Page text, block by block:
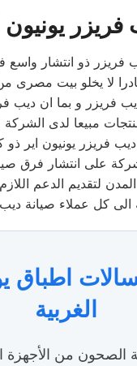
يونيون
فريزر ذو انتشار
لا يخلو بيت مصرى
فريزر و بما ان ديب
مبيعا لدى الشركة
فريزر يونيون اير ذو
على انتشار فرق
لتقديم الدعم
اطباق
الغربية
الصحون من الأجهزة